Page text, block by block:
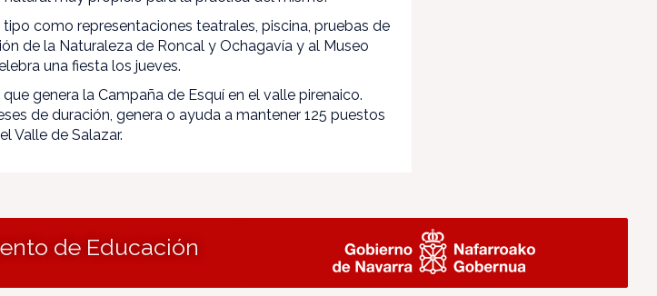
como representaciones teatrales, piscina, pruebas de
de la Naturaleza de Roncal y Ochagavía y al Museo
una fiesta los jueves.
genera la Campaña de Esquí en el valle pirenaico.
de duración, genera o ayuda a mantener 125 puestos
Valle de Salazar.
de Educación